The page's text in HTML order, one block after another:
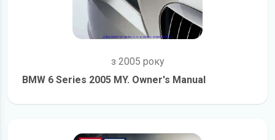
з 2005 року
BMW 6 Series 2005 MY. Owner's Manual